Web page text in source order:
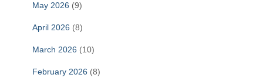
May 2026 (9)
April 2026 (8)
March 2026 (10)
February 2026 (8)